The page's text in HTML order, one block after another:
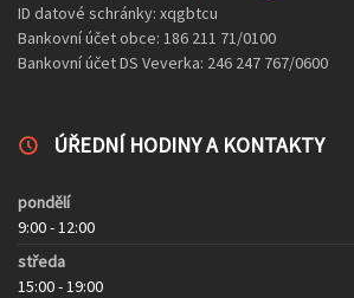
ID datové schránky: xqgbtcu
Bankovní účet obce: 186 211 71/0100
Bankovní účet DS Veverka: 246 247 767/0600
ÚŘEDNÍ HODINY A KONTAKTY
pondělí
9:00 - 12:00
středa
15:00 - 19:00